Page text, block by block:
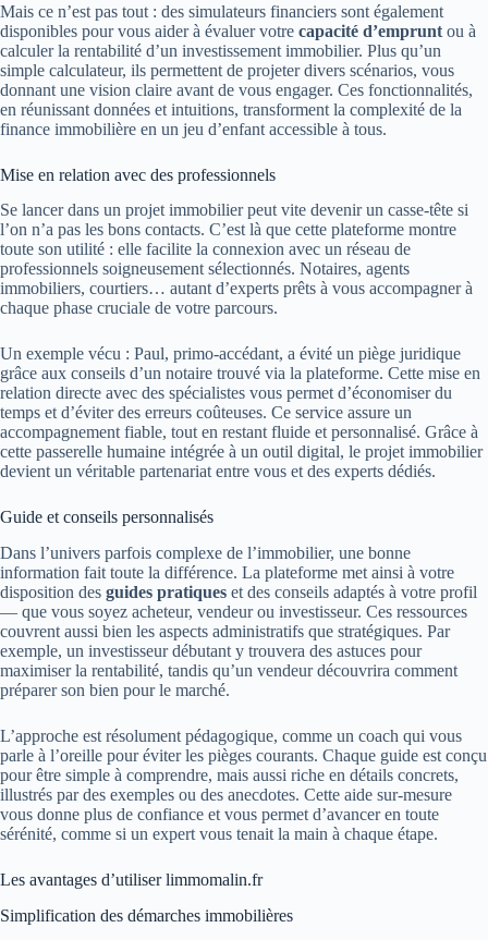
Mais ce n’est pas tout : des simulateurs financiers sont également
disponibles pour vous aider à évaluer votre capacité d’emprunt ou à
calculer la rentabilité d’un investissement immobilier. Plus qu’un
simple calculateur, ils permettent de projeter divers scénarios, vous
donnant une vision claire avant de vous engager. Ces fonctionnalités,
en réunissant données et intuitions, transforment la complexité de la
finance immobilière en un jeu d’enfant accessible à tous.
Mise en relation avec des professionnels
Se lancer dans un projet immobilier peut vite devenir un casse-tête si
l’on n’a pas les bons contacts. C’est là que cette plateforme montre
toute son utilité : elle facilite la connexion avec un réseau de
professionnels soigneusement sélectionnés. Notaires, agents
immobiliers, courtiers… autant d’experts prêts à vous accompagner à
chaque phase cruciale de votre parcours.
Un exemple vécu : Paul, primo-accédant, a évité un piège juridique
grâce aux conseils d’un notaire trouvé via la plateforme. Cette mise en
relation directe avec des spécialistes vous permet d’économiser du
temps et d’éviter des erreurs coûteuses. Ce service assure un
accompagnement fiable, tout en restant fluide et personnalisé. Grâce à
cette passerelle humaine intégrée à un outil digital, le projet immobilier
devient un véritable partenariat entre vous et des experts dédiés.
Guide et conseils personnalisés
Dans l’univers parfois complexe de l’immobilier, une bonne
information fait toute la différence. La plateforme met ainsi à votre
disposition des guides pratiques et des conseils adaptés à votre profil
— que vous soyez acheteur, vendeur ou investisseur. Ces ressources
couvrent aussi bien les aspects administratifs que stratégiques. Par
exemple, un investisseur débutant y trouvera des astuces pour
maximiser la rentabilité, tandis qu’un vendeur découvrira comment
préparer son bien pour le marché.
L’approche est résolument pédagogique, comme un coach qui vous
parle à l’oreille pour éviter les pièges courants. Chaque guide est conçu
pour être simple à comprendre, mais aussi riche en détails concrets,
illustrés par des exemples ou des anecdotes. Cette aide sur-mesure
vous donne plus de confiance et vous permet d’avancer en toute
sérénité, comme si un expert vous tenait la main à chaque étape.
Les avantages d’utiliser limmomalin.fr
Simplification des démarches immobilières